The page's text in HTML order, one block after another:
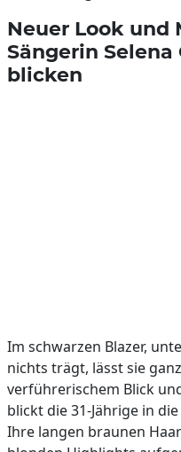
Neuer Look und
Sängerin
blicken
Im schwarzen Blazer,
nichts trägt, lässt sie
verführerischem Blick
blickt die 31-Jährige in
Ihre langen braunen